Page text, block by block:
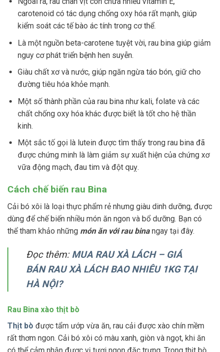
carotenoid có tác dụng chống oxy hóa rất mạnh, giúp
kiểm soát các tế bào ác tính trong cơ thể.
Là một nguồn beta-carotene tuyệt vời, rau bina giúp giảm
nguy cơ phát triển bệnh hen suyễn.
Giàu chất xơ và nước, giúp ngăn ngừa táo bón, giữ cho
đường tiêu hóa khỏe mạnh.
Một số thành phần của rau bina như kali, folate và các
chất chống oxy hóa khác được biết là tốt cho hệ thần
kinh.
Một sắc tố gọi là lutein được tìm thấy trong rau bina đã
được chứng minh là làm giảm sự xuất hiện của chứng xơ
vữa động mạch, đau tim và đột quỵ.
Cách chế biến rau Bina
Cải bó xôi là loại thực phẩm rẻ nhưng giàu dinh dưỡng, được
dùng để chế biến nhiều món ăn ngon và bổ dưỡng. Bạn có
thể tham khảo những món ăn với rau binangay tại đây.
Đọc thêm: MUA RAU XÀ LÁCH – GIÁ
BÁN RAU XÀ LÁCH BAO NHIÊU 1KG TẠI
HÀ NỘI?
Rau Bina xào thịt bò
Thịt bò được tẩm ướp vừa ăn, rau cải được xào chín mềm
rất thơm ngon. Cải bó xôi có màu xanh, giòn và ngọt, khi ăn